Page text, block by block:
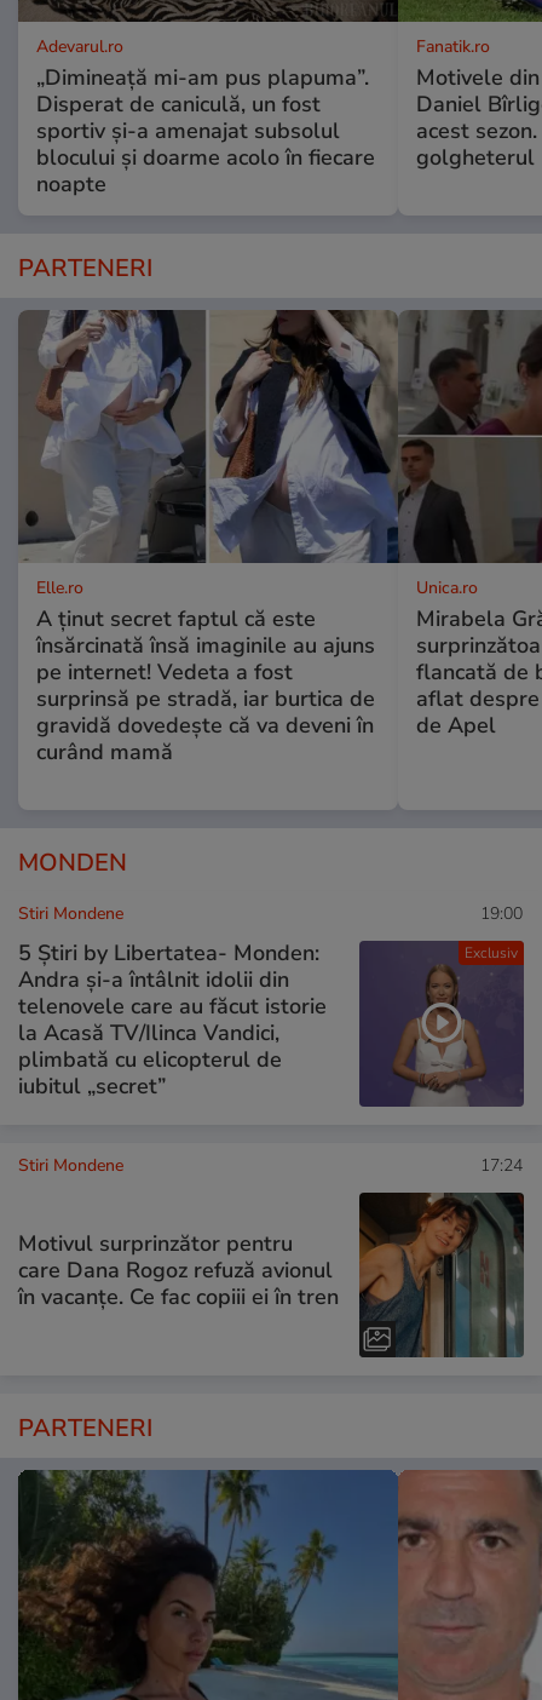
Adevarul.ro
„Dimineață mi-am pus plapuma”.
Disperat de caniculă, un fost
sportiv și-a amenajat subsolul
blocului și doarme acolo în fiecare
noapte
Fanatik.ro
Motivele
Daniel
acest
golgheterul
PARTENERI
Elle.ro
A ținut secret faptul că este
însărcinată însă imaginile au ajuns
pe internet! Vedeta a fost
surprinsă pe stradă, iar burtica de
gravidă dovedește că va deveni în
curând mamă
Unica.ro
Mirabela
flancată de
aflat
de Apel
MONDEN
Exclusiv
Stiri Mondene 19:00
5 Știri by Libertatea- Monden:
Andra și-a întâlnit idolii din
telenovele care au făcut istorie
la Acasă TV/Ilinca Vandici,
plimbată cu elicopterul de
iubitul „secret”
Stiri Mondene 17:24
Motivul surprinzător pentru
care Dana Rogoz refuză avionul
în vacanțe. Ce fac copiii ei în tren
PARTENERI